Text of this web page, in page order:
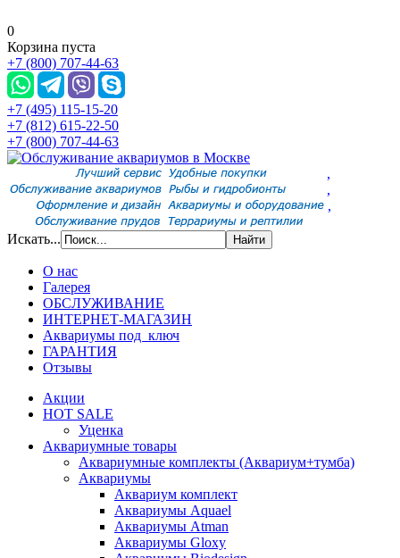
0
Корзина пуста
+7 (800) 707-44-63
+7 (495) 115-15-20
+7 (812) 615-22-50
+7 (800) 707-44-63
,
,
,
Искать...
О нас
Галерея
ОБСЛУЖИВАНИЕ
ИНТЕРНЕТ-МАГАЗИН
Аквариумы под ключ
ГАРАНТИЯ
Отзывы
Акции
HOT SALE
Уценка
Аквариумные товары
Аквариумные комплекты (Аквариум+тумба)
Аквариумы
Аквариум комплект
Аквариумы Aquael
Аквариумы Atman
Аквариумы Gloxy